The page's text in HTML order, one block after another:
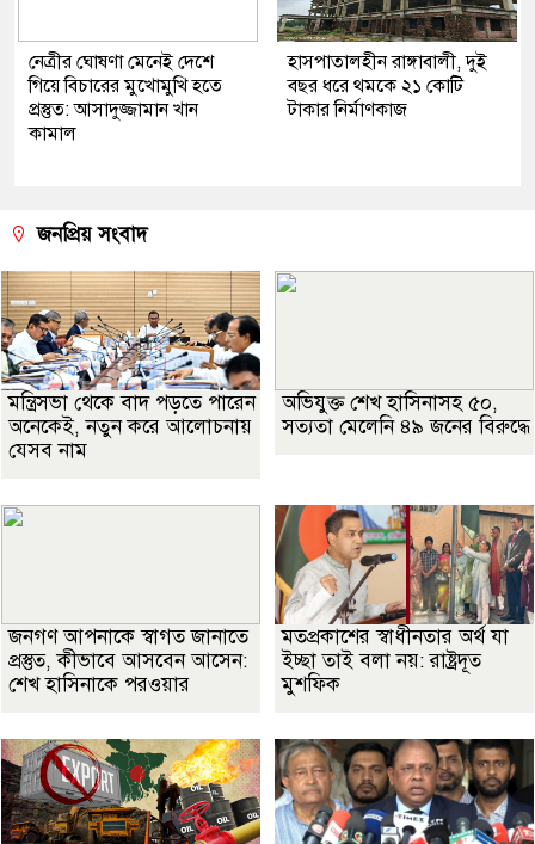
নেত্রীর ঘোষণা মেনেই দেশে
গিয়ে বিচারের মুখোমুখি হতে
প্রস্তুত: আসাদুজ্জামান খান
কামাল
হাসপাতালহীন রাঙ্গাবালী, দুই
বছর ধরে থমকে ২১ কোটি
টাকার নির্মাণকাজ
জনপ্রিয় সংবাদ
মন্ত্রিসভা থেকে বাদ পড়তে পারেন
অনেকেই, নতুন করে আলোচনায়
যেসব নাম
অভিযুক্ত শেখ হাসিনাসহ ৫০,
সত্যতা মেলেনি ৪৯ জনের বিরুদ্ধে
জনগণ আপনাকে স্বাগত জানাতে
প্রস্তুত, কীভাবে আসবেন আসেন:
শেখ হাসিনাকে পরওয়ার
মতপ্রকাশের স্বাধীনতার অর্থ যা
ইচ্ছা তাই বলা নয়: রাষ্ট্রদূত
মুশফিক